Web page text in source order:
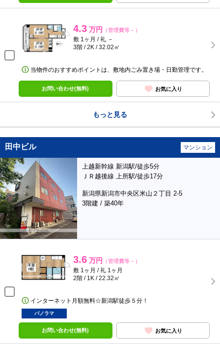
4.3 万円 （管理費等－）
敷 1ヶ月 / 礼 －
3階 / 2K / 32.02㎡
当物件のおすすめポイントは、敷地内ごみ置き場・日勤管理です。
お問い合わせ(無料) お気に入り
もっと見る
田中ビル マンション
上越新幹線 新潟駅/徒歩5分
ＪＲ越後線 上所駅/徒歩17分
新潟県新潟市中央区米山２丁目 2-5
3階建 / 築40年
3.6 万円 （管理費等－）
敷 1ヶ月 / 礼 1ヶ月
2階 / 1K / 22.32㎡
インターネット月額無料☆新潟駅徒歩５分！
パノラマ
お問い合わせ(無料) お気に入り